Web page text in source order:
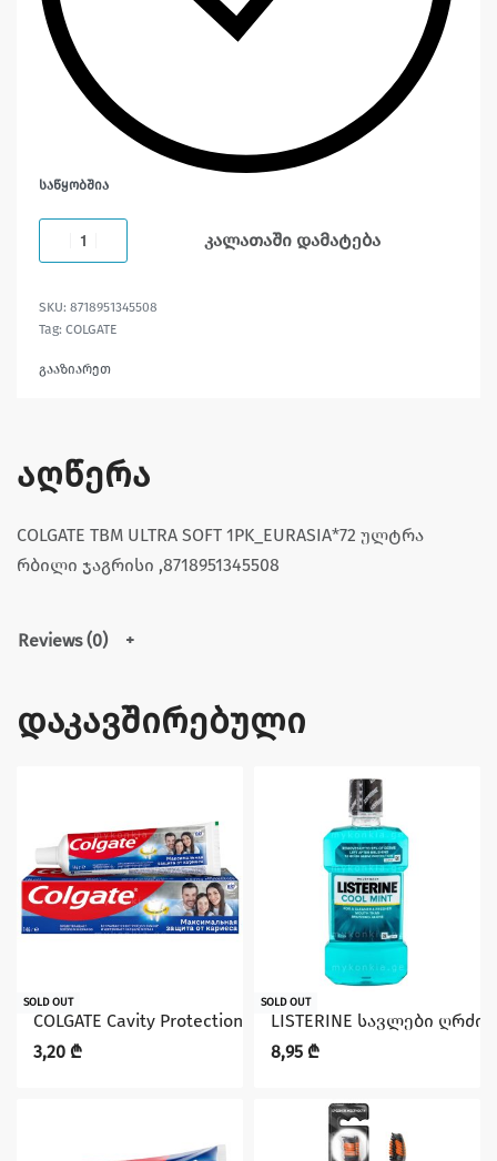
ᲡᲐᲬᲧᲝᲑᲨᲘᲐ
კალათაში დამატება
8718951345508
Tag: COLGATE
გააზიარეთ
აღწერა
COLGATE TBM ULTRA SOFT 1PK_EURASIA*72 ულტრა
რბილი ჯაგრისი ,8718951345508
Reviews (0)
დაკავშირებული
SOLD OUT
COLGATE Cavity Protection, Fresh Mint 100 მლ. კბილის
3,20 ₾
SOLD OUT
LISTERINE სავლები
8,95 ₾